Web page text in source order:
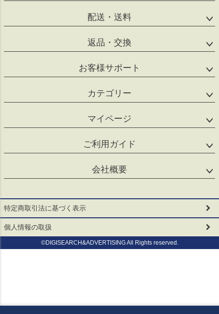
配送・送料
返品・交換
お客様サポート
カテゴリー
マイページ
ご利用ガイド
会社概要
特定商取引法に基づく表示
個人情報の取扱
©DIGISEARCH&ADVERTISING All Rights reserved.